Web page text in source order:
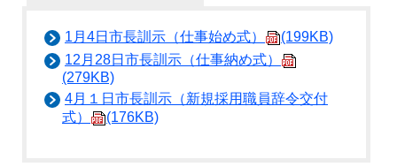
1月4日市長訓示（仕事始め式）
(199KB)
12月28日市長訓示（仕事納め式）
(279KB)
4月１日市長訓示（新規採用職員辞令交付
式）
(176KB)